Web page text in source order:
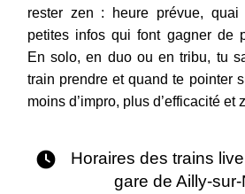
rester zen : heure prévue,
petites infos qui font gagner de
En solo, en duo ou en tribu, tu
train prendre et quand te pointer
moins d’impro, plus d’efficacité et
Horaires des trains
gare de Ailly-